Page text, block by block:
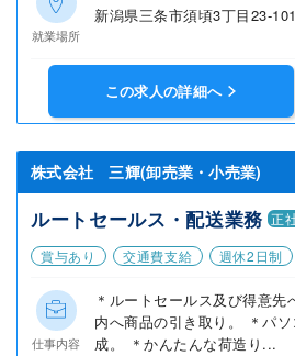
就業場所
新潟県三条市須頃3丁目23-101
この求人の詳細へ
株式会社 三輝(卸売業・小売業)
ルートセールス・配送業務 正
賞与あり
交通費支給 週休2日制
仕事内容
＊ルートセールス及び得意
内へ商品の引き取り。 ＊パ
成。 ＊かんたんな荷造り...